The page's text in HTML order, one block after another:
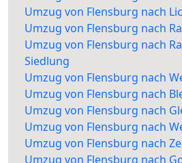
Umzug von Flensburg nach
Umzug von Flensburg nach
Umzug von Flensburg nach
Siedlung
Umzug von Flensburg nach
Umzug von Flensburg nach
Umzug von Flensburg nach
Umzug von Flensburg nach
Umzug von Flensburg nach
Umzug von Flensburg nach